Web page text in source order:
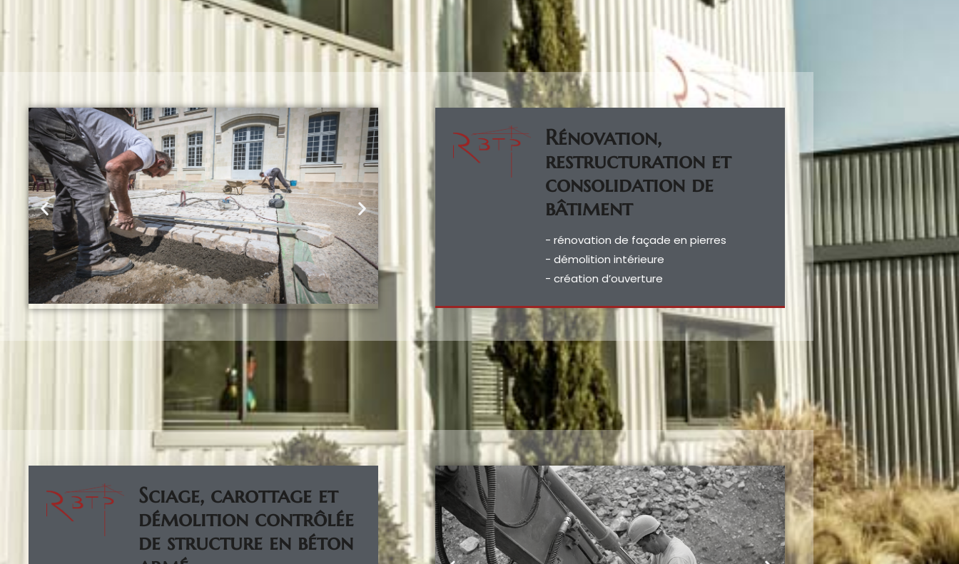
Rénovation,
restructuration et
consolidation de
bâtiment
- rénovation de façade en pierres
- démolition intérieure
- création d’ouverture
Sciage, carottage et
démolition contrôlée
de structure en béton